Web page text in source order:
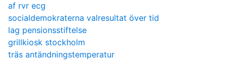
af rvr ecg
socialdemokraterna valresultat över tid
lag pensionsstiftelse
grillkiosk stockholm
träs antändningstemperatur